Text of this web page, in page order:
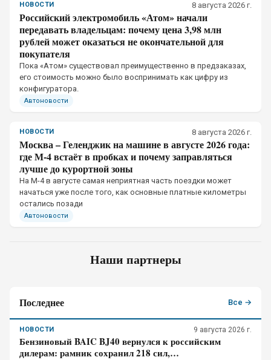
НОВОСТИ 8 августа 2026 г.
Российский электромобиль «Атом» начали
передавать владельцам: почему цена 3,98 млн
рублей может оказаться не окончательной для
покупателя
Пока «Атом» существовал преимущественно в предзаказах,
его стоимость можно было воспринимать как цифру из
конфигуратора.
Автоновости
НОВОСТИ 8 августа 2026 г.
Москва – Геленджик на машине в августе 2026 года:
где М-4 встаёт в пробках и почему заправляться
лучше до курортной зоны
На М-4 в августе самая неприятная часть поездки может
начаться уже после того, как основные платные километры
остались позади
Автоновости
Наши партнеры
Последнее Все →
НОВОСТИ 9 августа 2026 г.
Бензиновый BAIC BJ40 вернулся к российским
дилерам: рамник сохранил 218 сил,